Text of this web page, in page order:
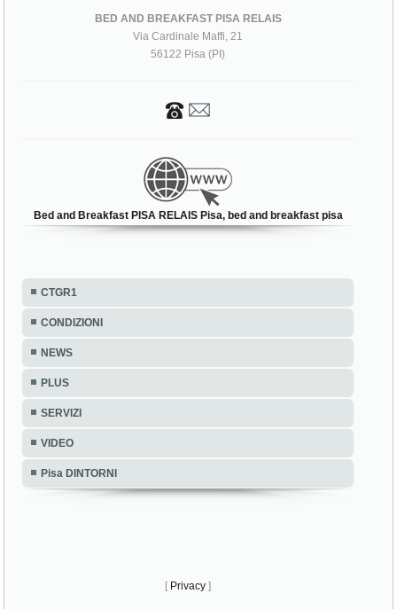
BED AND BREAKFAST PISA RELAIS
Via Cardinale Maffi, 21
56122 Pisa (PI)
Bed and Breakfast PISA RELAIS Pisa, bed and breakfast pisa
CTGR1
CONDIZIONI
NEWS
PLUS
SERVIZI
VIDEO
Pisa DINTORNI
[ Privacy ]